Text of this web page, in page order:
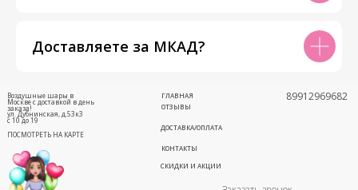
Доставляете за МКАД?
ул. Дубнинская, д.53к3
с 10 до 19
ПОСМОТРЕТЬ НА КАРТЕ
ОТЗЫВЫ
ГЛАВНАЯ
ДОСТАВКА/ОПЛАТА
СКИДКИ И АКЦИИ
КОНТАКТЫ
89912969682
Воздушные шары в
Москве с доставкой в день
заказа!